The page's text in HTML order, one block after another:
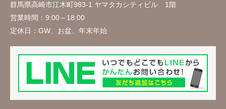
群馬県高崎市江木町983-1 ヤマタカシティビル 1階
営業時間： 9:00～18:00
定休日： GW、お盆、年末年始